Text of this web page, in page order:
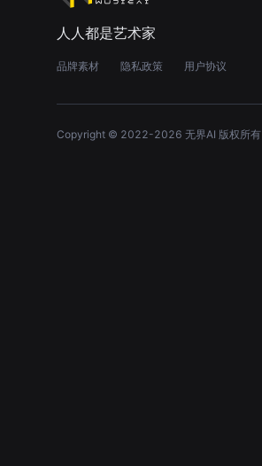
人人都是艺术家
品牌素材 隐私政策 用户协议
Copyright © 2022-2026 无界AI 版权所有